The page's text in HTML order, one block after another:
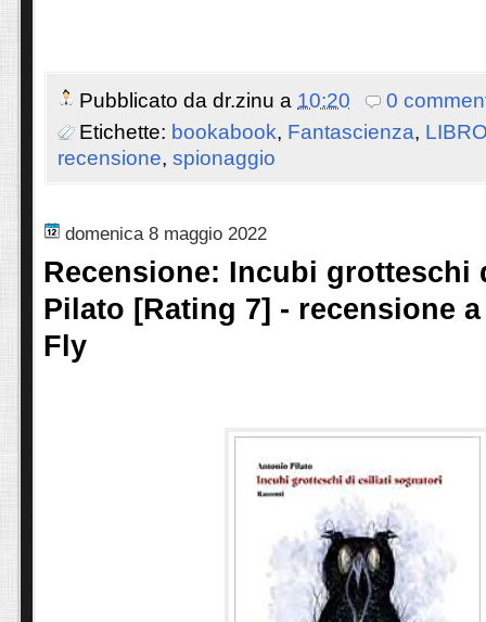
Pubblicato da dr.zinu a 10:20
0
Etichette: bookabook, Fantascienza,
recensione, spionaggio
domenica 8 maggio 2022
Recensione: Incubi grotteschi
Pilato [Rating 7] - recensione
Fly